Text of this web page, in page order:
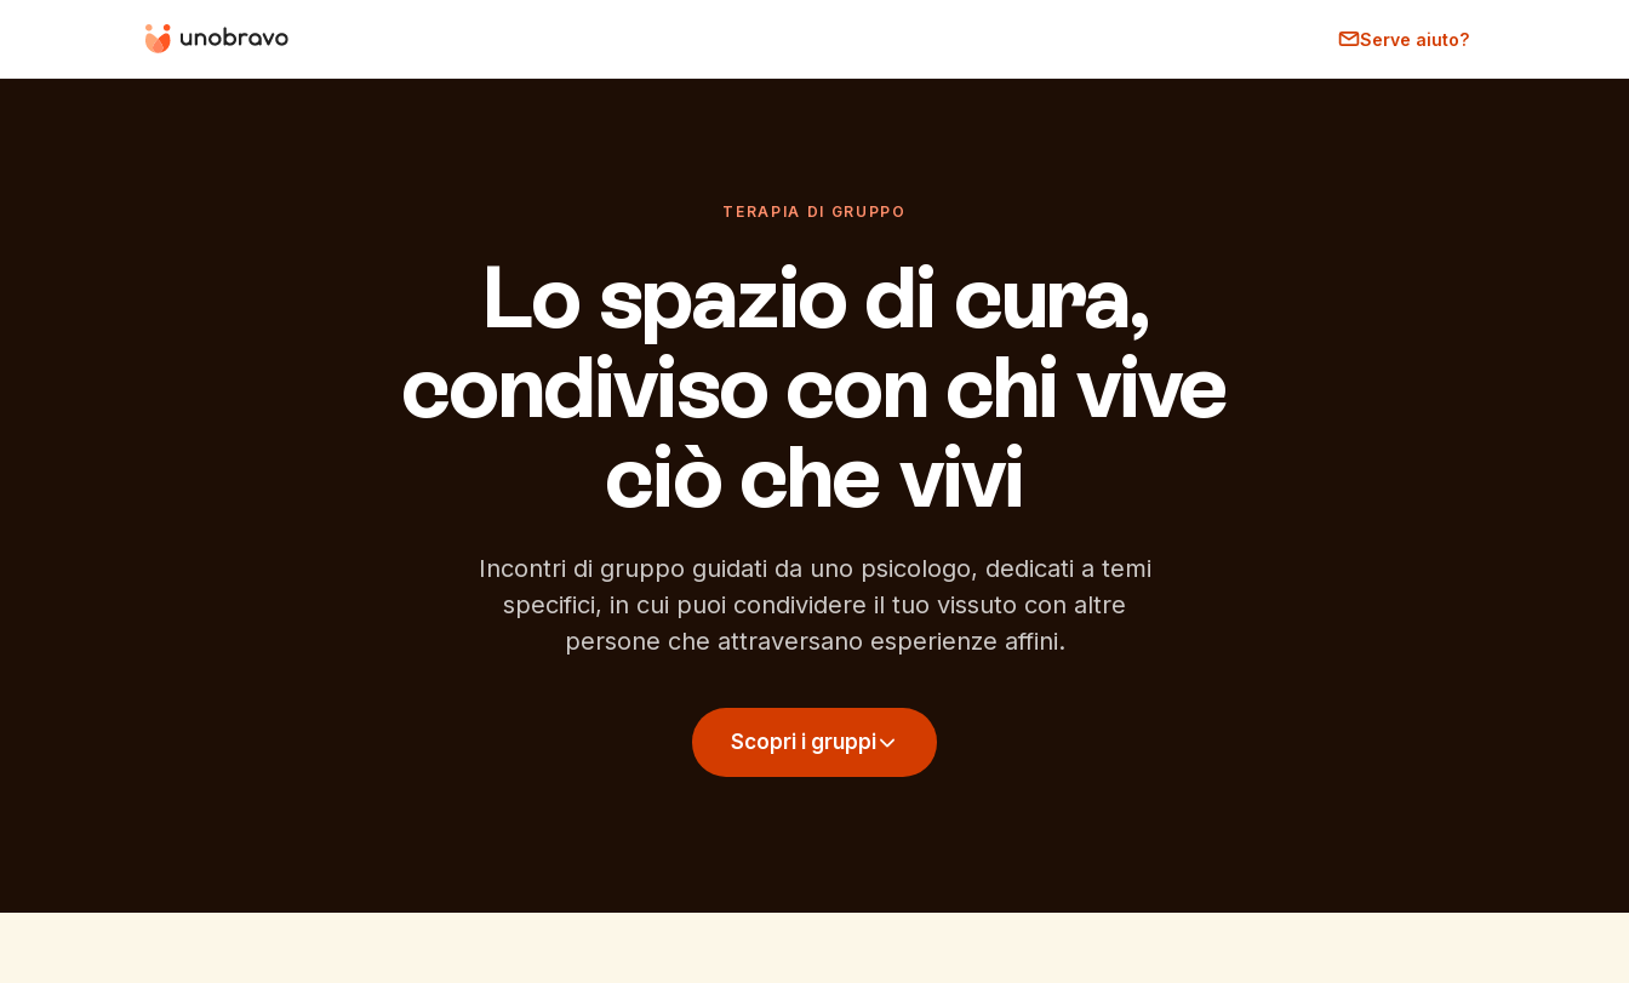
Serve aiuto?
TERAPIA DI GRUPPO
Lo spazio di cura,
condiviso con chi vive
ciò che vivi
Incontri di gruppo guidati da uno psicologo, dedicati a temi
specifici, in cui puoi condividere il tuo vissuto con altre
persone che attraversano esperienze affini.
Scopri i gruppi